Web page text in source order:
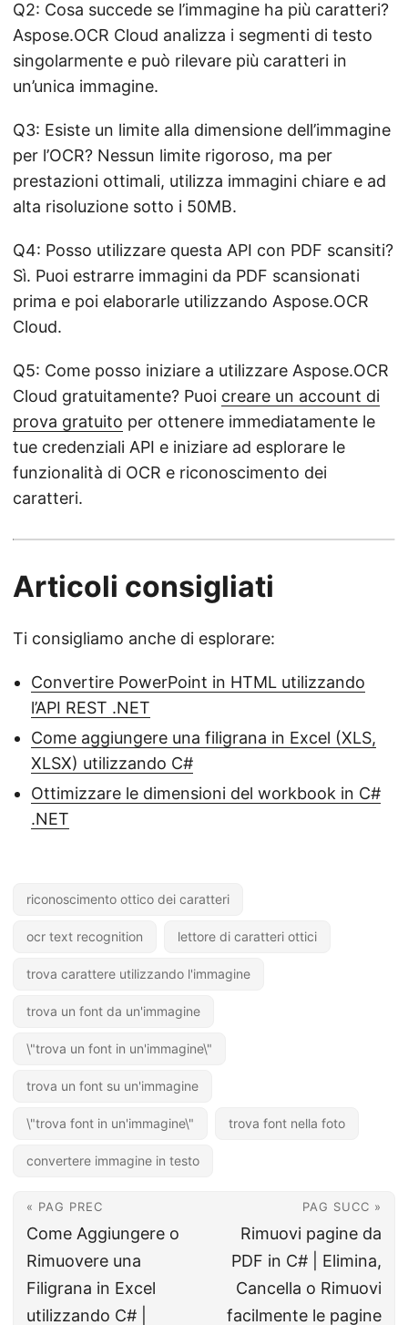
Q2: Cosa succede se l’immagine ha più caratteri?
Aspose.OCR Cloud analizza i segmenti di testo
singolarmente e può rilevare più caratteri in
un’unica immagine.
Q3: Esiste un limite alla dimensione dell’immagine
per l’OCR? Nessun limite rigoroso, ma per
prestazioni ottimali, utilizza immagini chiare e ad
alta risoluzione sotto i 50MB.
Q4: Posso utilizzare questa API con PDF scansiti?
Sì. Puoi estrarre immagini da PDF scansionati
prima e poi elaborarle utilizzando Aspose.OCR
Cloud.
Q5: Come posso iniziare a utilizzare Aspose.OCR
Cloud gratuitamente? Puoi creare un account di
prova gratuito per ottenere immediatamente le
tue credenziali API e iniziare ad esplorare le
funzionalità di OCR e riconoscimento dei
caratteri.
Articoli consigliati
Ti consigliamo anche di esplorare:
Convertire PowerPoint in HTML utilizzando
l’API REST .NET
Come aggiungere una filigrana in Excel (XLS,
XLSX) utilizzando C#
Ottimizzare le dimensioni del workbook in C#
.NET
riconoscimento ottico dei caratteri
ocr text recognition lettore di caratteri ottici
trova carattere utilizzando l'immagine
trova un font da un'immagine
\"trova un font in un'immagine\"
trova un font su un'immagine
\"trova font in un'immagine\" trova font nella foto
convertere immagine in testo
« PAG PREC
Come Aggiungere o
Rimuovere una
Filigrana in Excel
utilizzando C# |
PAG SUCC »
Rimuovi pagine da
PDF in C# | Elimina,
Cancella o Rimuovi
facilmente le pagine